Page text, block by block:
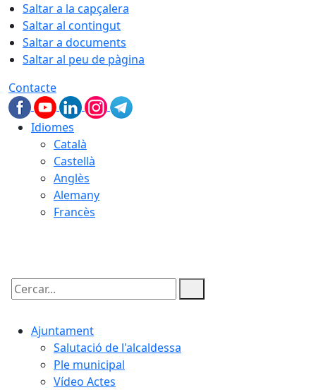
Saltar a la capçalera
Saltar al contingut
Saltar a documents
Saltar al peu de pàgina
Contacte
Idiomes
Català
Castellà
Anglès
Alemany
Francès
Cercar:
Ajuntament
Salutació de l'alcaldessa
Ple municipal
Vídeo Actes